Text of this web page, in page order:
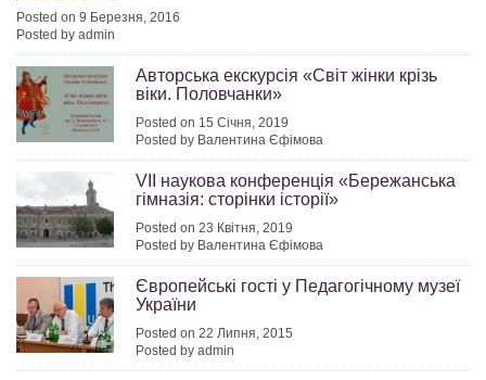
Posted on 9 Березня, 2016
Posted by admin
Авторська екскурсія «Світ жінки крізь
віки. Половчанки»
Posted on 15 Січня, 2019
Posted by Валентина Єфімова
VІІ наукова конференція «Бережанська
гімназія: сторінки історії»
Posted on 23 Квітня, 2019
Posted by Валентина Єфімова
Європейські гості у Педагогічному музеї
України
Posted on 22 Липня, 2015
Posted by admin